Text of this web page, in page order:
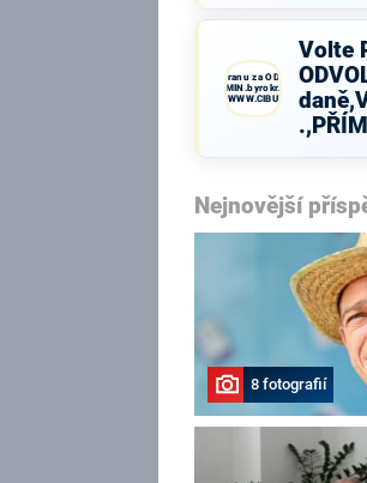
Volte Pravý Blok-stranu za
demokr. WWW.CIBULKA.NET
Volte
Nejnovější
8 fotografií